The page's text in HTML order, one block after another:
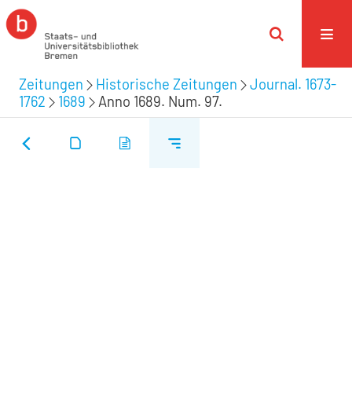
Zeitungen Historische Zeitungen
Journal. 1673-
1762
1689 Anno 1689. Num. 97.